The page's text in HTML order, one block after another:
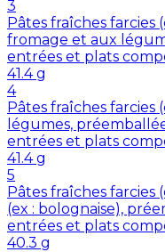
3
Pâtes fraîches farcies
fromage et aux
entrées et plats
41.4 g
4
Pâtes fraîches farcies
légumes,
entrées et plats
41.4 g
5
Pâtes fraîches farcies
(ex : bolognaise),
entrées et plats
40.3 g